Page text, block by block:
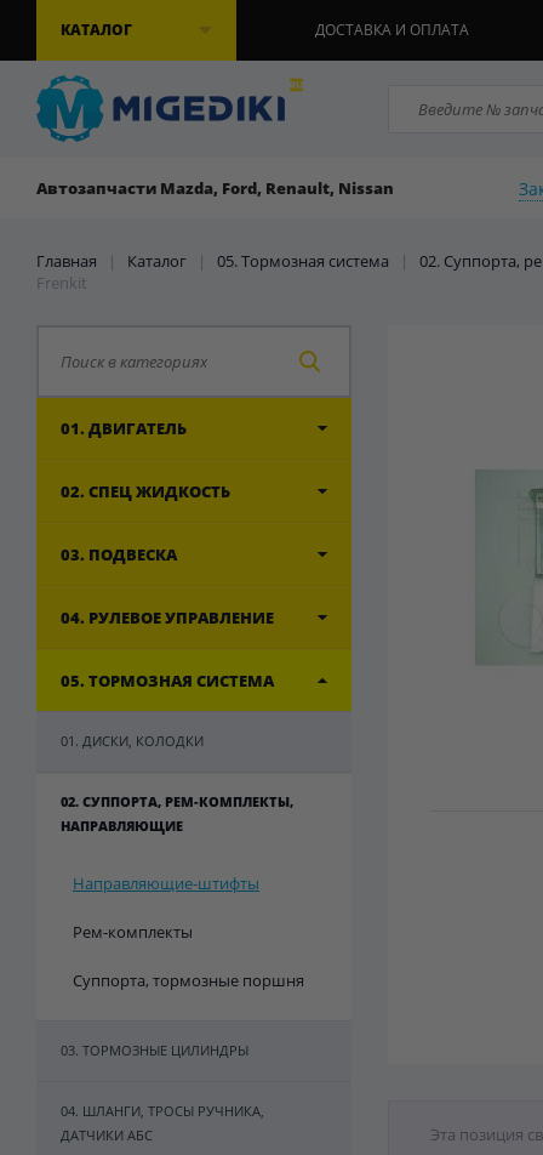
КАТАЛОГ ДОСТАВКА И ОПЛАТА
Автозапчасти Mazda, Ford, Renault, Nissan
Главная | Каталог | 05. Тормозная система | 02. Суппорта,
Frenkit
01. ДВИГАТЕЛЬ
02. СПЕЦ ЖИДКОСТЬ
03. ПОДВЕСКА
04. РУЛЕВОЕ УПРАВЛЕНИЕ
05. ТОРМОЗНАЯ СИСТЕМА
01. ДИСКИ, КОЛОДКИ
02. СУППОРТА, РЕМ-КОМПЛЕКТЫ,
НАПРАВЛЯЮЩИЕ
Направляющие-штифты
Рем-комплекты
Суппорта, тормозные поршня
03. ТОРМОЗНЫЕ ЦИЛИНДРЫ
04. ШЛАНГИ, ТРОСЫ РУЧНИКА,
ДАТЧИКИ АБС
Эта позиция